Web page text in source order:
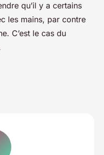
qu’il y a certains
les mains, par contre
C’est le cas du